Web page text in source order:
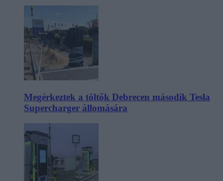
Megérkeztek a töltők Debrecen második Tesla
Supercharger állomására